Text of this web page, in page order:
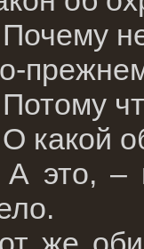
какой
это, –